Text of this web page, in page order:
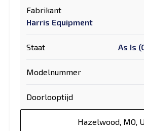
Fabrikant
Harris Equipment
Staat As Is
Modelnummer
Doorlooptijd
Hazelwood, MO,